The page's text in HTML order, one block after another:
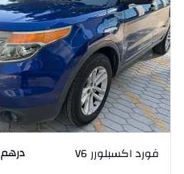
فورد اكسبلورر V6 درهم 16,500